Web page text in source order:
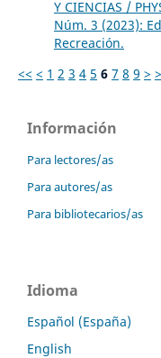
Y CIENCIAS /
Núm. 3 (2023):
Recreación.
<< < 1 2 3 4 5 6 7 8 9 >
Información
Para lectores/as
Para autores/as
Para bibliotecarios/as
Idioma
Español (España)
English